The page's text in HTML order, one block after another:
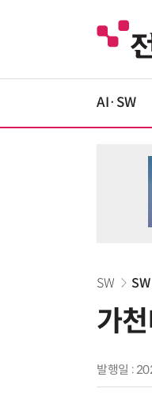
AI·SW
SW SW
가
발행일 :